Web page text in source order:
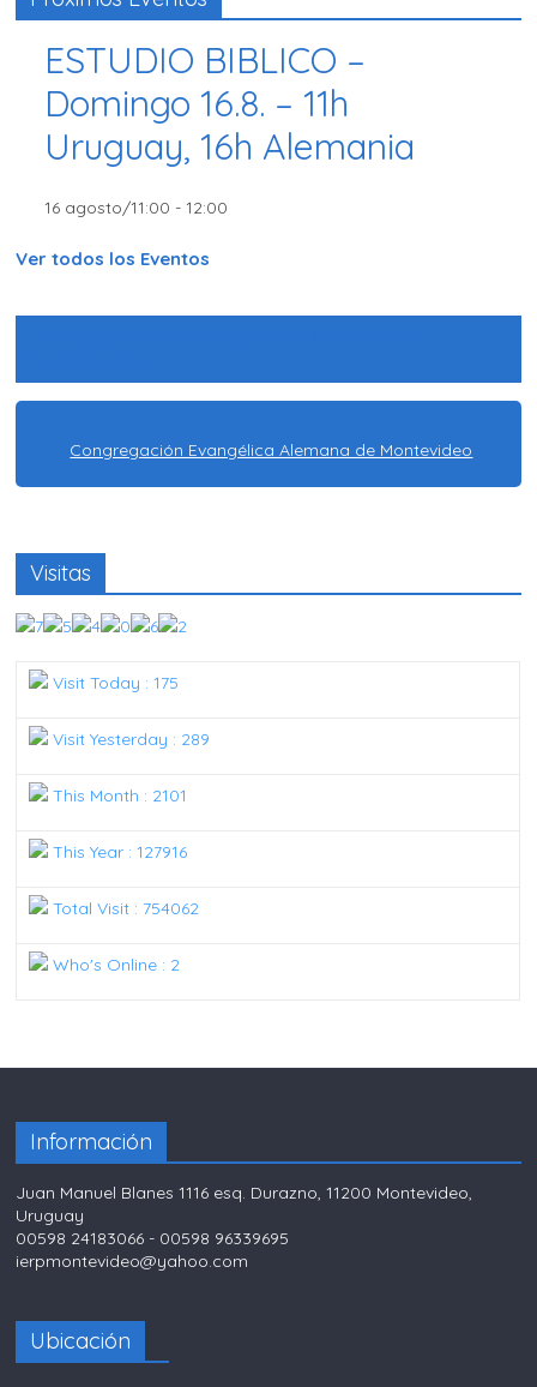
ESTUDIO BIBLICO –
Domingo 16.8. – 11h
Uruguay, 16h Alemania
16 agosto/11:00 -12:00
Ver todos los Eventos
Congregación Evangélica Alemana de Montevideo
Visitas
Visit Today : 175
Visit Yesterday : 289
This Month : 2101
This Year : 127916
Total Visit : 754062
Who's Online : 2
Información
Juan Manuel Blanes 1116 esq. Durazno, 11200 Montevideo,
Uruguay
00598 24183066 - 00598 96339695
ierpmontevideo@yahoo.com
Ubicación